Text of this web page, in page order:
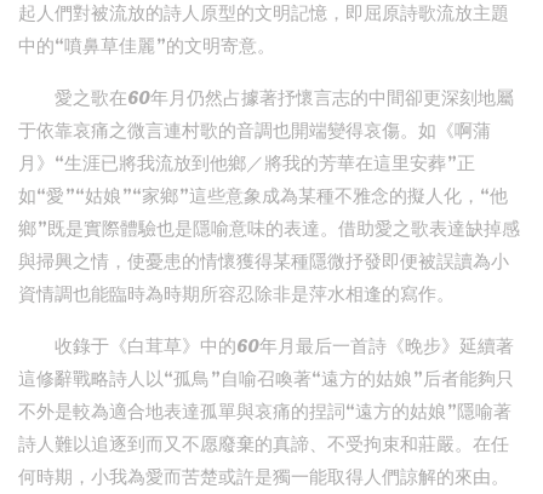
起人們對被流放的詩人原型的文明記憶，即屈原詩歌流放主題
中的“噴鼻草佳麗”的文明寄意。
愛之歌在60年月仍然占據著抒懷言志的中間卻更深刻地屬
于依靠哀痛之微言連村歌的音調也開端變得哀傷。如《啊蒲
月》“生涯已將我流放到他鄉／將我的芳華在這里安葬”正
如“愛”“姑娘”“家鄉”這些意象成為某種不雅念的擬人化，“他
鄉”既是實際體驗也是隱喻意味的表達。借助愛之歌表達缺掉感
與掃興之情，使憂患的情懷獲得某種隱微抒發即便被誤讀為小
資情調也能臨時為時期所容忍除非是萍水相逢的寫作。
收錄于《白茸草》中的60年月最后一首詩《晚步》延續著
這修辭戰略詩人以“孤鳥”自喻召喚著“遠方的姑娘”后者能夠只
不外是較為適合地表達孤單與哀痛的捏詞“遠方的姑娘”隱喻著
詩人難以追逐到而又不愿廢棄的真諦、不受拘束和莊嚴。在任
何時期，小我為愛而苦楚或許是獨一能取得人們諒解的來由。